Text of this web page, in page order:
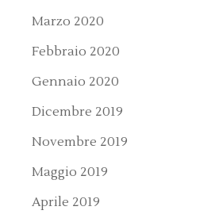
Marzo 2020
Febbraio 2020
Gennaio 2020
Dicembre 2019
Novembre 2019
Maggio 2019
Aprile 2019